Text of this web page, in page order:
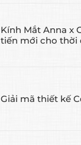
Kính Mắt Anna x
tiến mới cho thời
Giải mã thiết kế